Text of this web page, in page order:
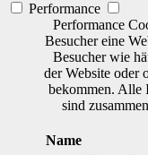
Performance
Performance
Besucher eine
Besucher wie
der Website oder
bekommen. Alle
sind
Name